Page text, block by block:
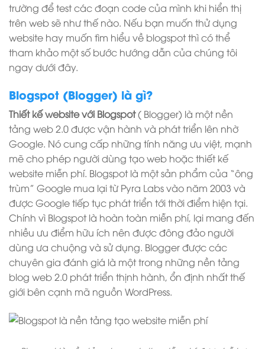
trường để test các đoạn code của mình khi hiển thị
trên web sẽ như thế nào. Nếu bạn muốn thử dụng
website hay muốn tìm hiểu về blogspot thì có thể
tham khảo một số bước hướng dẫn của chúng tôi
ngay dưới đây.
Blogspot (Blogger) là gì?
Thiết kế website với Blogspot( Blogger) là một nền
tảng web 2.0 được vận hành và phát triển lên nhờ
Google. Nó cung cấp những tính năng ưu việt, mạnh
mẽ cho phép người dùng tạo web hoặc thiết kế
website miễn phí. Blogspot là một sản phẩm của “ông
trùm” Google mua lại từ Pyra Labs vào năm 2003 và
được Google tiếp tục phát triển tới thời điểm hiện tại.
Chính vì Blogspot là hoàn toàn miễn phí, lại mang đến
nhiều ưu điểm hữu ích nên được đông đảo người
dùng ưa chuộng và sử dụng. Blogger được các
chuyên gia đánh giá là một trong những nền tảng
blog web 2.0 phát triển thịnh hành, ổn định nhất thế
giới bên cạnh mã nguồn WordPress.